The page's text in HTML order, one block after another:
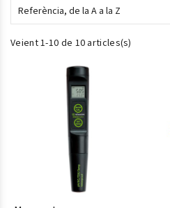
Referència, de la A a la Z
Veient 1-10 de 10 articles(s)